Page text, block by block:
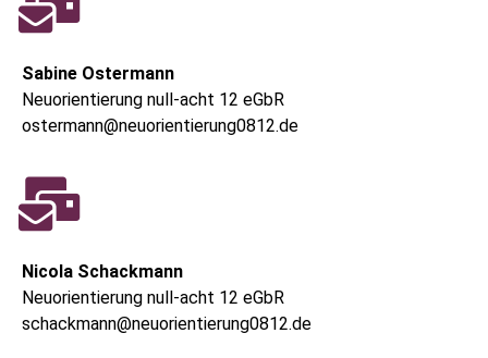
Sabine Ostermann
Neuorientierung null-acht 12 eGbR
ostermann@neuorientierung0812.de
Nicola Schackmann
Neuorientierung null-acht 12 eGbR
schackmann@neuorientierung0812.de